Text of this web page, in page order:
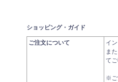
ショッピング・ガイド
ご注文について
イ
ま
て
※ご